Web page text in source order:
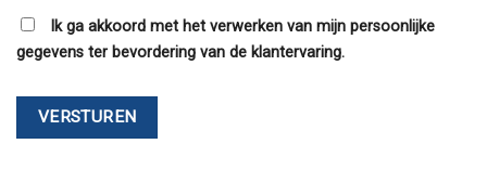
Ik ga akkoord met het verwerken van mijn persoonlijke
gegevens ter bevordering van de klantervaring.